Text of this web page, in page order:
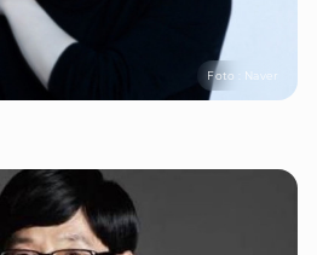
Foto : Naver